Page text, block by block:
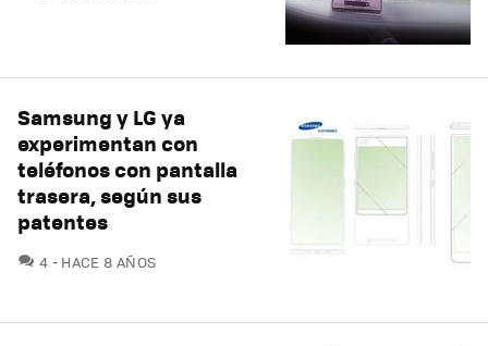
Samsung y LG ya
experimentan con
teléfonos con pantalla
trasera, según sus
patentes
4 COMENTARIOS
HACE 8 AÑOS